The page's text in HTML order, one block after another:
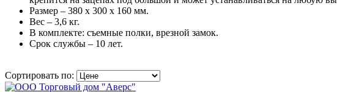
Размер – 380 х 300 х 160 мм.
Вес – 3,6 кг.
В комплекте: съемные полки, врезной замок.
Срок службы – 10 лет.
Сортировать по: